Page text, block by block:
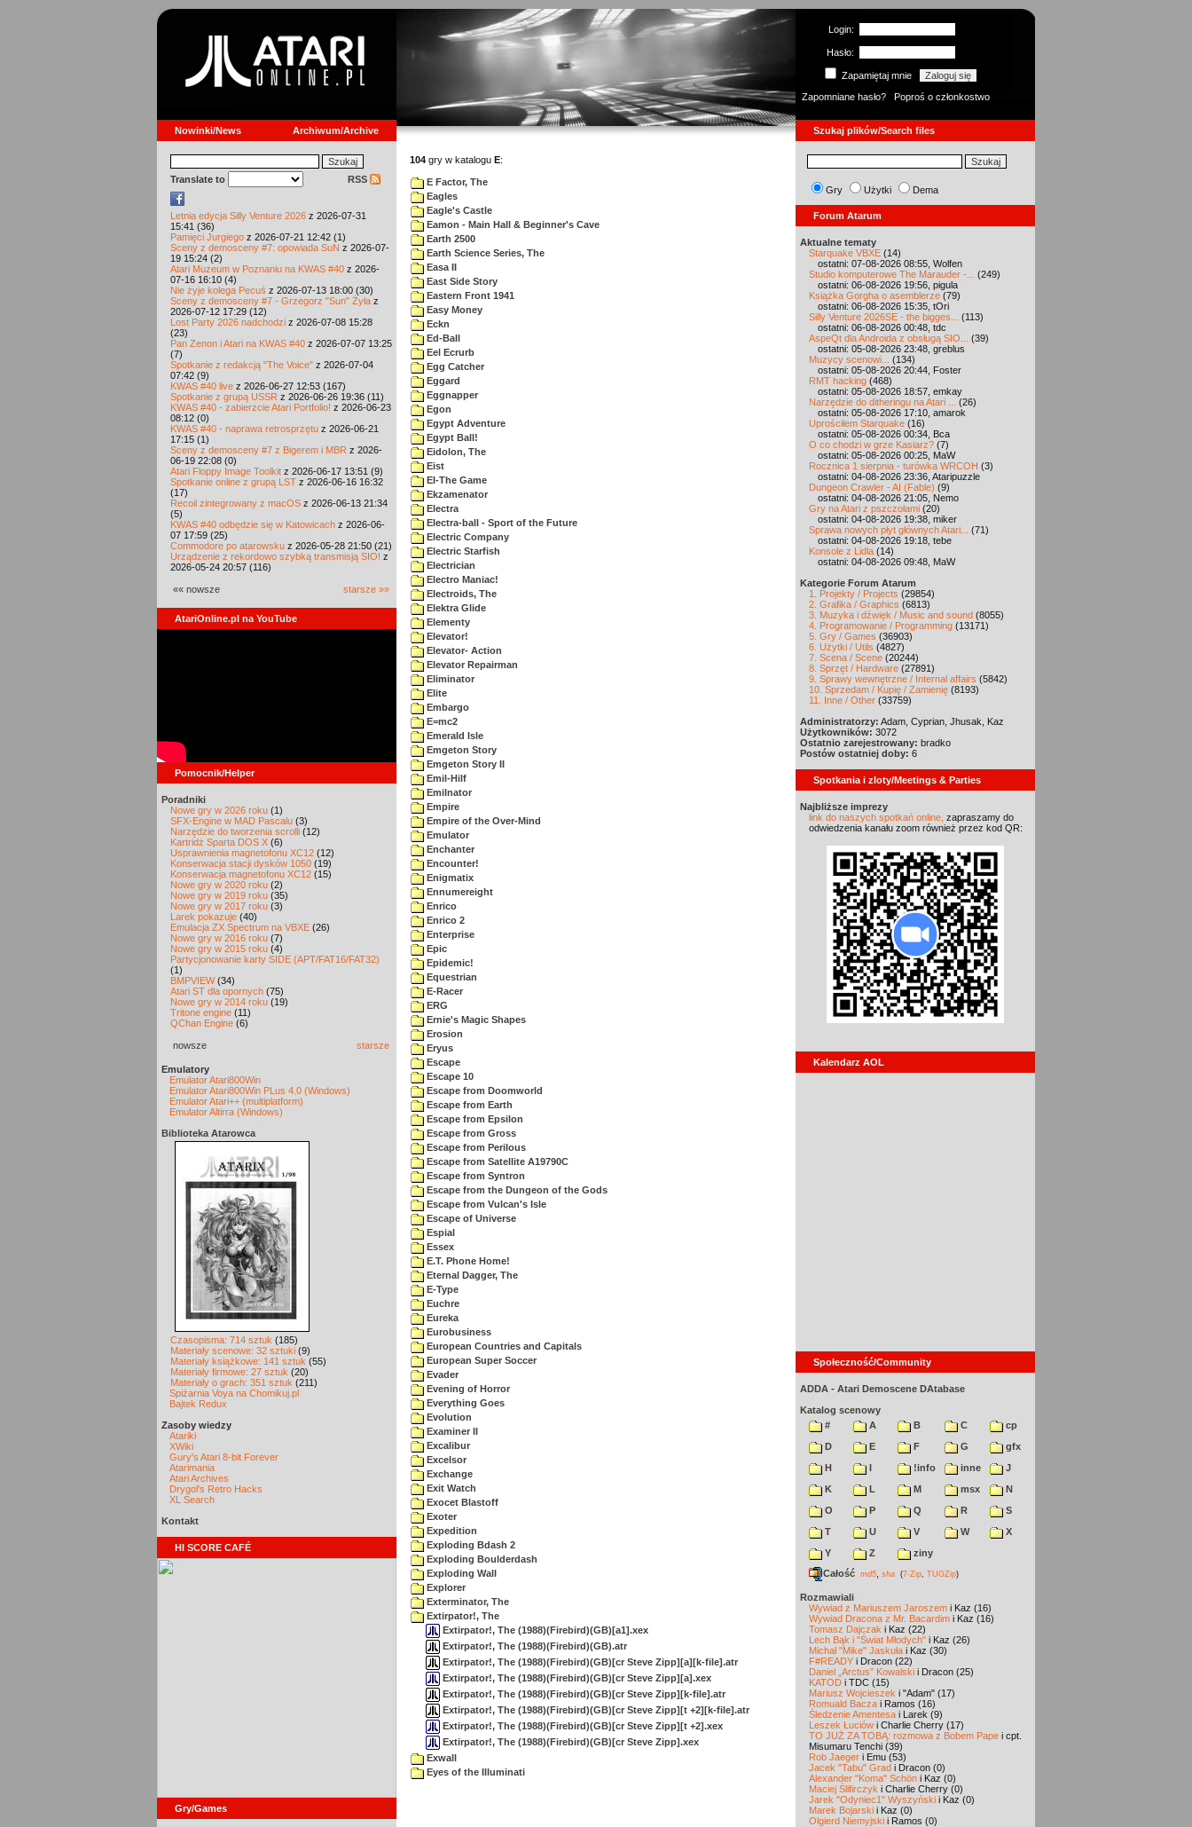
Login:
Hasło:
Zapamiętaj mnie
Zapomniane hasło?
Poproś o członkostwo
Nowinki/News Archiwum/Archive Szukaj plików/Search files
Translate to RSS
Letnia edycja Silly Venture 2026 z 2026-07-31
15:41 (36)
Pamięci Jurgiego z 2026-07-21 12:42 (1)
Sceny z demosceny #7: opowiada SuN z 2026-07-
19 15:24 (2)
Atari Muzeum w Poznaniu na KWAS #40 z 2026-
07-16 16:10 (4)
Nie żyje kolega Pecuś z 2026-07-13 18:00 (30)
Sceny z demosceny #7 - Grzegorz "Sun" Żyła z
2026-07-12 17:29 (12)
Lost Party 2026 nadchodzi z 2026-07-08 15:28
(23)
Pan Zenon i Atari na KWAS #40 z 2026-07-07 13:25
(7)
Spotkanie z redakcją "The Voice" z 2026-07-04
07:42 (9)
KWAS #40 live z 2026-06-27 12:53 (167)
Spotkanie z grupą USSR z 2026-06-26 19:36 (11)
KWAS #40 - zabierzcie Atari Portfolio! z 2026-06-23
08:12 (0)
KWAS #40 - naprawa retrosprzętu z 2026-06-21
17:15 (1)
Sceny z demosceny #7 z Bigerem i MBR z 2026-
06-19 22:08 (0)
Atari Floppy Image Toolkit z 2026-06-17 13:51 (9)
Spotkanie online z grupą LST z 2026-06-16 16:32
(17)
Recoil zintegrowany z macOS z 2026-06-13 21:34
(5)
KWAS #40 odbędzie się w Katowicach z 2026-06-
07 17:59 (25)
Commodore po atarowsku z 2026-05-28 21:50 (21)
Urządzenie z rekordowo szybką transmisją SIO! z
2026-05-24 20:57 (116)
«« nowsze starsze »»
AtariOnline.pl na YouTube
Pomocnik/Helper
Poradniki
Nowe gry w 2026 roku (1)
SFX-Engine w MAD Pascalu (3)
Narzędzie do tworzenia scrolli (12)
Kartridż Sparta DOS X (6)
Usprawnienia magnetofonu XC12 (12)
Konserwacja stacji dysków 1050 (19)
Konserwacja magnetofonu XC12 (15)
Nowe gry w 2020 roku (2)
Nowe gry w 2019 roku (35)
Nowe gry w 2017 roku (3)
Larek pokazuje (40)
Emulacja ZX Spectrum na VBXE (26)
Nowe gry w 2016 roku (7)
Nowe gry w 2015 roku (4)
Partycjonowanie karty SIDE (APT/FAT16/FAT32)
(1)
BMPVIEW(34)
Atari ST dla opornych (75)
Nowe gry w 2014 roku (19)
Tritone engine (11)
QChan Engine (6)
nowsze starsze
Emulatory
Emulator Atari800Win
Emulator Atari800Win PLus 4.0 (Windows)
Emulator Atari++ (multiplatform)
Emulator Altirra (Windows)
Biblioteka Atarowca
Czasopisma: 714 sztuk (185)
Materiały scenowe: 32 sztuki (9)
Materiały książkowe: 141 sztuk (55)
Materiały firmowe: 27 sztuk (20)
Materiały o grach: 351 sztuk (211)
Spiżarnia Voya na Chomikuj.pl
Bajtek Redux
Zasoby wiedzy
Atariki
XWiki
Gury's Atari 8-bit Forever
Atarimania
Atari Archives
Drygol's Retro Hacks
XL Search
Kontakt
HI SCORE CAFÉ
Gry/Games
104 gry w katalogu E:
E Factor, The
Eagles
Eagle's Castle
Eamon - Main Hall & Beginner's Cave
Earth 2500
Earth Science Series, The
Easa II
East Side Story
Eastern Front 1941
Easy Money
Eckn
Ed-Ball
Eel Ecrurb
Egg Catcher
Eggard
Eggnapper
Egon
Egypt Adventure
Egypt Ball!
Eidolon, The
Eist
EI-The Game
Ekzamenator
Electra
Electra-ball - Sport of the Future
Electric Company
Electric Starfish
Electrician
Electro Maniac!
Electroids, The
Elektra Glide
Elementy
Elevator!
Elevator- Action
Elevator Repairman
Eliminator
Elite
Embargo
E=mc2
Emerald Isle
Emgeton Story
Emgeton Story II
Emil-Hilf
Emilnator
Empire
Empire of the Over-Mind
Emulator
Enchanter
Encounter!
Enigmatix
Ennumereight
Enrico
Enrico 2
Enterprise
Epic
Epidemic!
Equestrian
E-Racer
ERG
Ernie's Magic Shapes
Erosion
Eryus
Escape
Escape 10
Escape from Doomworld
Escape from Earth
Escape from Epsilon
Escape from Gross
Escape from Perilous
Escape from Satellite A19790C
Escape from Syntron
Escape from the Dungeon of the Gods
Escape from Vulcan's Isle
Escape of Universe
Espial
Essex
E.T. Phone Home!
Eternal Dagger, The
E-Type
Euchre
Eureka
Eurobusiness
European Countries and Capitals
European Super Soccer
Evader
Evening of Horror
Everything Goes
Evolution
Examiner II
Excalibur
Excelsor
Exchange
Exit Watch
Exocet Blastoff
Exoter
Expedition
Exploding Bdash 2
Exploding Boulderdash
Exploding Wall
Explorer
Exterminator, The
Extirpator!, The
Extirpator!, The (1988)(Firebird)(GB)[a1].xex
Extirpator!, The (1988)(Firebird)(GB).atr
Extirpator!, The (1988)(Firebird)(GB)[cr Steve Zipp][a][k-file].atr
Extirpator!, The (1988)(Firebird)(GB)[cr Steve Zipp][a].xex
Extirpator!, The (1988)(Firebird)(GB)[cr Steve Zipp][k-file].atr
Extirpator!, The (1988)(Firebird)(GB)[cr Steve Zipp][t +2][k-file].atr
Extirpator!, The (1988)(Firebird)(GB)[cr Steve Zipp][t +2].xex
Extirpator!, The (1988)(Firebird)(GB)[cr Steve Zipp].xex
Exwall
Eyes of the Illuminati
Gry Użytki Dema
Forum Atarum
Aktualne tematy
Starquake VBXE (14)
ostatni: 07-08-2026 08:55, Wolfen
Studio komputerowe The Marauder -...
(249)
ostatni: 06-08-2026 19:56, pigula
Książka Gorgha o asemblerze (79)
ostatni: 06-08-2026 15:35, tOri
Silly Venture 2026SE - the bigges...
(113)
ostatni: 06-08-2026 00:48, tdc
AspeQt dla Androida z obsługą SIO...
(39)
ostatni: 05-08-2026 23:48, greblus
Muzycy scenowi...
(134)
ostatni: 05-08-2026 20:44, Foster
RMT hacking (468)
ostatni: 05-08-2026 18:57, emkay
Narzędzie do ditheringu na Atari ...
(26)
ostatni: 05-08-2026 17:10, amarok
Uprościłem Starquake (16)
ostatni: 05-08-2026 00:34, Bca
O co chodzi w grze Kasiarz? (7)
ostatni: 05-08-2026 00:25, MaW
Rocznica 1 sierpnia - turówka WRCOH (3)
ostatni: 04-08-2026 23:36, Ataripuzzle
Dungeon Crawler - AI (Fable) (9)
ostatni: 04-08-2026 21:05, Nemo
Gry na Atari z pszczołami (20)
ostatni: 04-08-2026 19:38, miker
Sprawa nowych płyt głównych Atari...
(71)
ostatni: 04-08-2026 19:18, tebe
Konsole z Lidla (14)
ostatni: 04-08-2026 09:48, MaW
Kategorie Forum Atarum
1. Projekty / Projects (29854)
2. Grafika / Graphics (6813)
3. Muzyka i dźwięk / Music and sound (8055)
4. Programowanie / Programming (13171)
5. Gry / Games (36903)
6. Użytki / Utils (4827)
7. Scena / Scene (20244)
8. Sprzęt / Hardware (27891)
9. Sprawy wewnętrzne / Internal affairs (5842)
10. Sprzedam / Kupię / Zamienię (8193)
11. Inne / Other (33759)
Administratorzy: Adam, Cyprian, Jhusak, Kaz
Użytkowników: 3072
Ostatnio zarejestrowany: bradko
Postów ostatniej doby: 6
Spotkania i zloty/Meetings & Parties
Najbliższe imprezy
link do naszych spotkań online, zapraszamy do
odwiedzenia kanału zoom również przez kod QR:
Kalendarz AOL
Społeczność/Community
ADDA - Atari Demoscene DAtabase
Katalog scenowy
#
A B C
cp
D
E F G
gfx
H
I !info inne
J
K
L M msx
N
O
P Q R
S
T
U V W
X
Y
Z
ziny
Całość md5 sha (7-Zip TUGZip)
Rozmawiali
Wywiad z Mariuszem Jaroszem i Kaz (16)
Wywiad Dracona z Mr. Bacardim i Kaz (16)
Tomasz Dajczak i Kaz (22)
Lech Bąk i "Świat Młodych" i Kaz (26)
Michał "Mike" Jaskuła i Kaz (30)
F#READY i Dracon (22)
Daniel „Arctus” Kowalski i Dracon (25)
KATOD i TDC (15)
Mariusz Wojcieszek i "Adam" (17)
Romuald Bacza i Ramos (16)
Śledzenie Amentesa i Larek (9)
Leszek Łuciów i Charlie Cherry (17)
TO JUŻ ZA TOBĄ: rozmowa z Bobem Pape i cpt.
Misumaru Tenchi (39)
Rob Jaeger i Emu (53)
Jacek "Tabu" Grad i Dracon (0)
Alexander "Koma" Schön i Kaz (0)
Maciej Ślifirczyk i Charlie Cherry (0)
Jarek "Odyniec1" Wyszyński i Kaz (0)
Marek Bojarski i Kaz (0)
Olgierd Niemyjski i Ramos (0)